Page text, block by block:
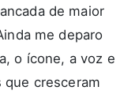
de maior
me deparo
o ícone, a voz e
que cresceram